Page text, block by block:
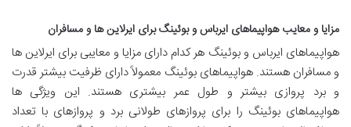
مزایا و معایب هواپیماهای ایرباس و بوئینگ برای ایرلاین ها و مسافران
هواپیماهای ایرباس و بوئینگ هر کدام دارای مزایا و معایبی برای ایرلاین ها
و مسافران هستند. هواپیماهای بوئینگ معمولاً دارای ظرفیت بیشتر قدرت
و برد پروازی بیشتر و طول عمر بیشتری هستند. این ویژگی ها
هواپیماهای بوئینگ را برای پروازهای طولانی برد و پروازهای با تعداد